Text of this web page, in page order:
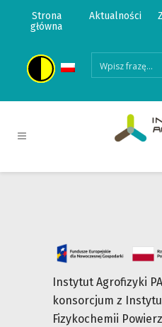
Strona
główna
Aktualności
Instytut Agrofizyki
konsorcjum z
Fizykochemii